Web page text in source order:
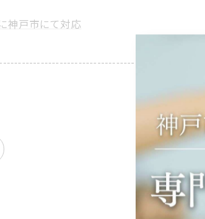
神戸市にて対応